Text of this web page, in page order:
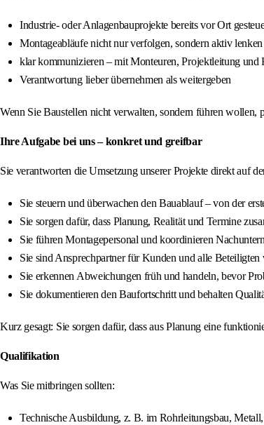
Industrie‑ oder Anlagenbauprojekte bereits vor Ort
Montageabläufe nicht nur verfolgen, sondern aktiv lenken
klar kommunizieren – mit Monteuren, Projektleitung und
Verantwortung lieber übernehmen als weitergeben
Wenn Sie Baustellen nicht verwalten, sondern führen wollen,
Ihre Aufgabe bei uns – konkret und greifbar
Sie verantworten die Umsetzung unserer Projekte direkt auf
Sie steuern und überwachen den Bauablauf – von der
Sie sorgen dafür, dass Planung, Realität und Termine
Sie führen Montagepersonal und koordinieren
Sie sind Ansprechpartner für Kunden und alle Beteiligten
Sie erkennen Abweichungen früh und handeln, bevor
Sie dokumentieren den Baufortschritt und behalten
Kurz gesagt: Sie sorgen dafür, dass aus Planung eine
Qualifikation
Was Sie mitbringen sollten:
Technische Ausbildung, z. B. im Rohrleitungsbau,